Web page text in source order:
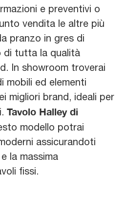
e preventivi o
vendita le altre più
pranzo in gres di
di tutta la qualità
In showroom troverai
mobili ed elementi
migliori brand, ideali per
Tavolo Halley di
modello potrai
assicurandoti
la massima
fissi.